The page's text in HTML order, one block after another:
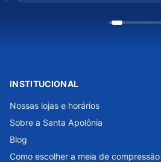
INSTITUCIONAL
Nossas lojas e horários
Sobre a Santa Apolônia
Blog
Como escolher a meia de compressão